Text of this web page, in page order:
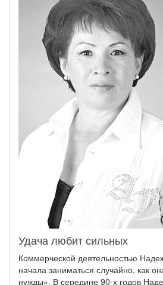
Удача любит сильных
Коммерческой деятельностью
начала заниматься случайно, как
нужды». В середине 90-х годов